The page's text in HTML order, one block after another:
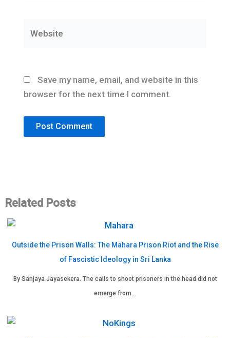
Save my name, email, and website in this
browser for the next time I comment.
Related Posts
Outside the Prison Walls: The Mahara Prison Riot and the Rise
of Fascistic Ideology in Sri Lanka
By Sanjaya Jayasekera. The calls to shoot prisoners in the head did not
emerge from…